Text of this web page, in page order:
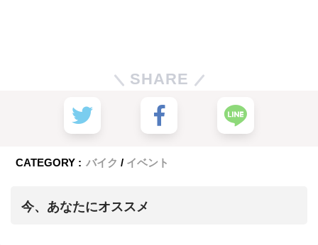
SHARE
CATEGORY : バイク イベント
今、あなたにオススメ